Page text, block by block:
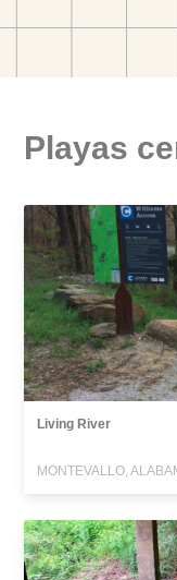
Playas
Living River
MONTEVALLO,